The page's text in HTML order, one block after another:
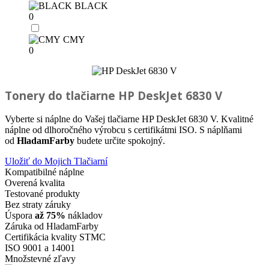
BLACK
0
CMY
0
Tonery do tlačiarne HP DeskJet 6830 V
Vyberte si náplne do Vašej tlačiarne HP DeskJet 6830 V. Kvalitné
náplne od dlhoročného výrobcu s certifikátmi ISO. S náplňami
od HladamFarby budete určite spokojný.
Uložiť do Mojich Tlačiarní
Kompatibilné náplne
Overená kvalita
Testované produkty
Bez straty záruky
Úspora až 75% nákladov
Záruka od HladamFarby
Certifikácia kvality STMC
ISO 9001 a 14001
Množstevné zľavy